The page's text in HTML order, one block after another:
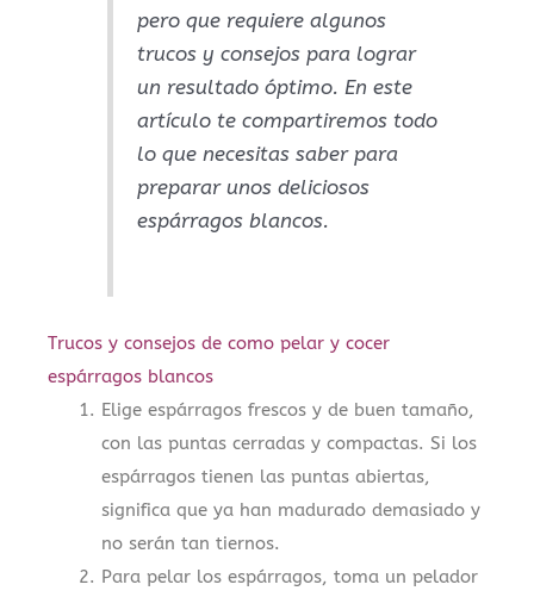
pero que requiere algunos
trucos y consejos para lograr
un resultado óptimo. En este
artículo te compartiremos todo
lo que necesitas saber para
preparar unos deliciosos
espárragos blancos.
Trucos y consejos de como pelar y cocer
espárragos blancos
Elige espárragos frescos y de buen tamaño,
con las puntas cerradas y compactas. Si los
espárragos tienen las puntas abiertas,
significa que ya han madurado demasiado y
no serán tan tiernos.
Para pelar los espárragos, toma un pelador